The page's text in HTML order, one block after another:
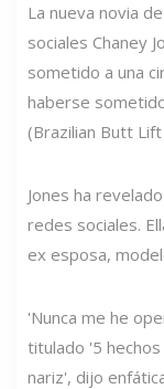
La nueva novia
sociales Chaney
sometido a una
haberse
(Brazilian Butt Lift
Jones ha
redes sociales.
ex esposa,
'Nunca me he
titulado '5 hechos
nariz', dijo